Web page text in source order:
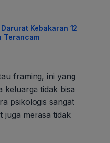
Darurat Kebakaran 12
Terancam
framing, ini yang
keluarga tidak bisa
psikologis sangat
juga merasa tidak